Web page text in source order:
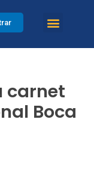
carnet
Boca